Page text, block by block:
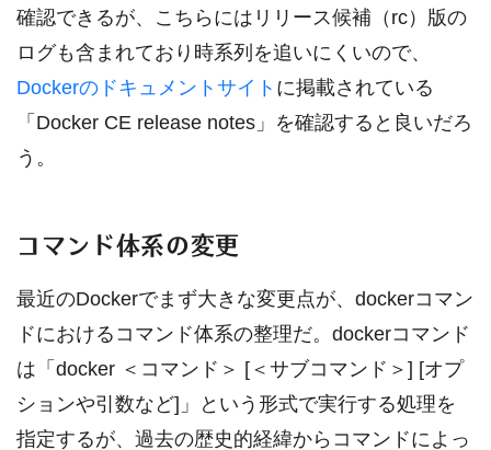
確認できるが、こちらにはリリース候補（rc）版の
ログも含まれており時系列を追いにくいので、
Dockerのドキュメントサイト に掲載されている
「Docker CE release notes」を確認すると良いだろ
う。
コマンド体系の変更
最近のDockerでまず大きな変更点が、dockerコマン
ドにおけるコマンド体系の整理だ。dockerコマンド
は「docker ＜コマンド＞ [＜サブコマンド＞] [オプ
ションや引数など]」という形式で実行する処理を
指定するが、過去の歴史的経緯からコマンドによっ